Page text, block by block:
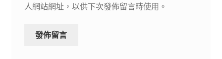
人網站網址，以供下次發佈留言時使用。